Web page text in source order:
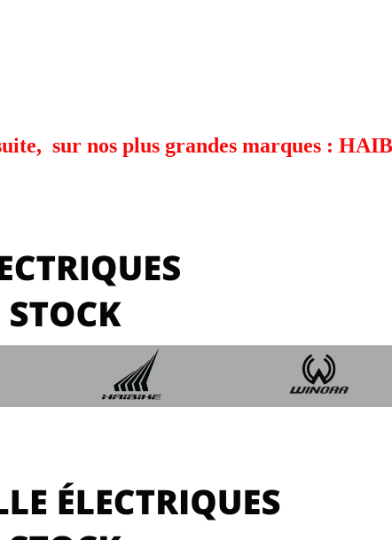
sur nos plus grandes marques :